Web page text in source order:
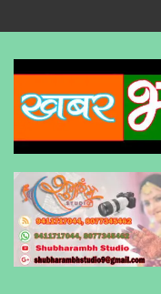
to
content